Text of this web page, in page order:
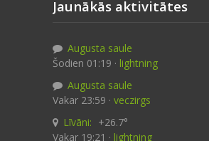
Jaunākās aktivitātes
Augusta saule
Šodien 01:19 · lightning
Augusta saule
Vakar 23:59 · veczirgs
Līvāni: +26.7°
Vakar 19:21 · lightning